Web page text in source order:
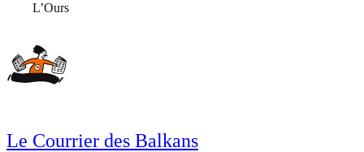
L’Ours
Le Courrier des Balkans